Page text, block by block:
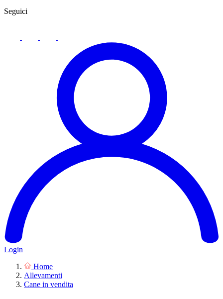
Seguici
Login
Home
Allevamenti
Cane in vendita